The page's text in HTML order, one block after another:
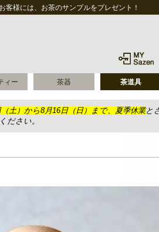
客様には、お茶のサンプルをプレゼント！
ィー 茶器 茶道具
土）から8月16日（日）まで、夏季休業と
ださい。